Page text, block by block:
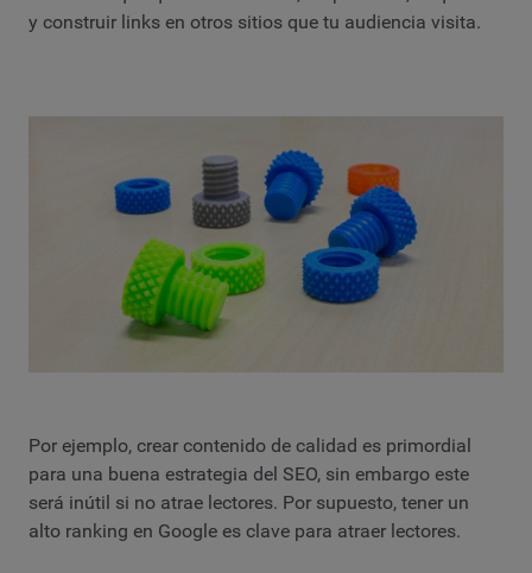
y construir links en otros sitios que tu audiencia visita.
Por ejemplo, crear contenido de calidad es primordial
para una buena estrategia del SEO, sin embargo este
será inútil si no atrae lectores. Por supuesto, tener un
alto ranking en Google es clave para atraer lectores.